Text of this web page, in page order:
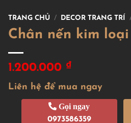
TRANG CHỦ / DECOR TRANG TRÍ
Chân nến kim
1.200.000 ₫
Liên hệ để mua ngay
Gọi ngay
0973586359